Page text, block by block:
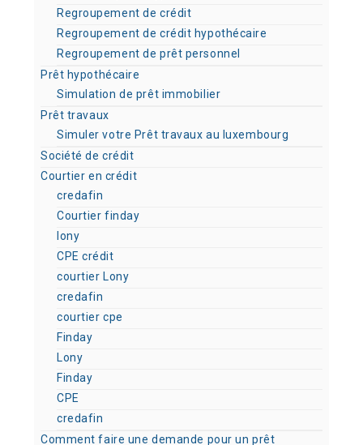
Regroupement de crédit
Regroupement de crédit hypothécaire
Regroupement de prêt personnel
Prêt hypothécaire
Simulation de prêt immobilier
Prêt travaux
Simuler votre Prêt travaux au luxembourg
Société de crédit
Courtier en crédit
credafin
Courtier finday
lony
CPE crédit
courtier Lony
credafin
courtier cpe
Finday
Lony
Finday
CPE
credafin
Comment faire une demande pour un prêt